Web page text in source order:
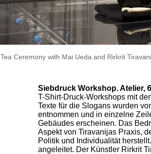
Tea Ceremony with Mai Ueda and Rirkrit
Siebdruck Workshop. Atelier,
T-Shirt-Druck-Workshops mit
Texte für die Slogans wurden
entnommen und in einzelne
Gebäudes erscheinen. Das
Aspekt von Tiravanijas Praxis,
Politik und Individualität
angeleitet. Der Künstler Rirkrit